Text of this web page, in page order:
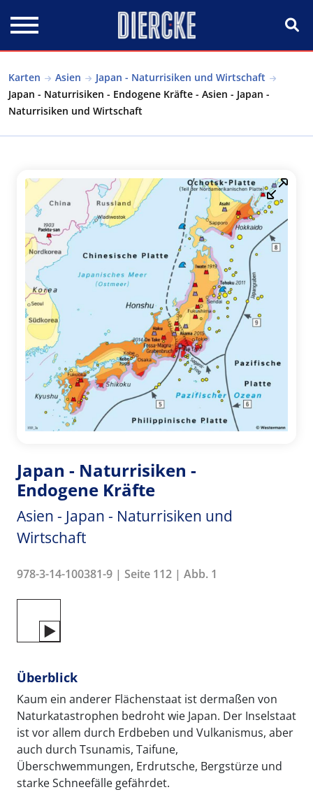
Karten Asien
Japan - Naturrisiken und Wirtschaft
Japan - Naturrisiken - Endogene Kräfte - Asien - Japan -
Naturrisiken und Wirtschaft
Japan - Naturrisiken -
Endogene Kräfte
Asien - Japan - Naturrisiken und
Wirtschaft
978-3-14-100381-9 | Seite 112 | Abb. 1
Überblick
Kaum ein anderer Flächenstaat ist dermaßen von
Naturkatastrophen bedroht wie Japan. Der Inselstaat
ist vor allem durch Erdbeben und Vulkanismus, aber
auch durch Tsunamis, Taifune,
Überschwemmungen, Erdrutsche, Bergstürze und
starke Schneefälle gefährdet.